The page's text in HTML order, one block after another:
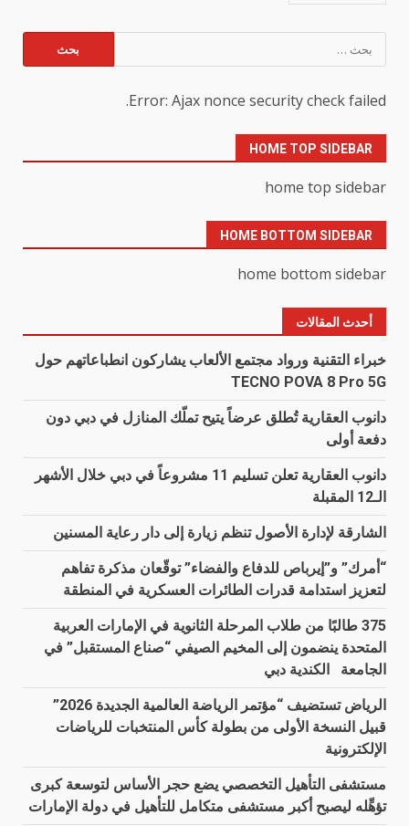
عن:
Error: Ajax nonce security check failed.
HOME TOP SIDEBAR
home top sidebar
HOME BOTTOM SIDEBAR
home bottom sidebar
أحدث المقالات
خبراء التقنية ورواد مجتمع الألعاب يشاركون انطباعاتهم حول
TECNO POVA 8 Pro 5G
دانوب العقارية تُطلق عرضاً يتيح تملّك المنازل في دبي دون
دفعة أولى
دانوب العقارية تعلن تسليم 11 مشروعاً في دبي خلال الأشهر
الـ12 المقبلة
الشارقة لإدارة الأصول تنظم زيارة إلى دار رعاية المسنين
“أمرك” و”إيرباص للدفاع والفضاء” توقّعان مذكرة تفاهم
لتعزيز استدامة قدرات الطائرات العسكرية في المنطقة
375 طالبًا من طلاب المرحلة الثانوية في الإمارات العربية
المتحدة ينضمون إلى المخيم الصيفي “صناع المستقبل” في
الجامعة الكندية دبي
الرياض تستضيف “مؤتمر الرياضة العالمية الجديدة 2026”
قبيل النسخة الأولى من بطولة كأس المنتخبات للرياضات
الإلكترونية
مستشفى التأهيل التخصصي يضع حجر الأساس لتوسعة كبرى
تؤهِّله ليصبح أكبر مستشفى متكامل للتأهيل في دولة الإمارات